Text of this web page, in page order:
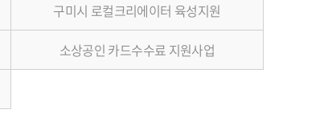
구미시 로컬크리에이터 육성지원
소상공인 카드수수료 지원사업